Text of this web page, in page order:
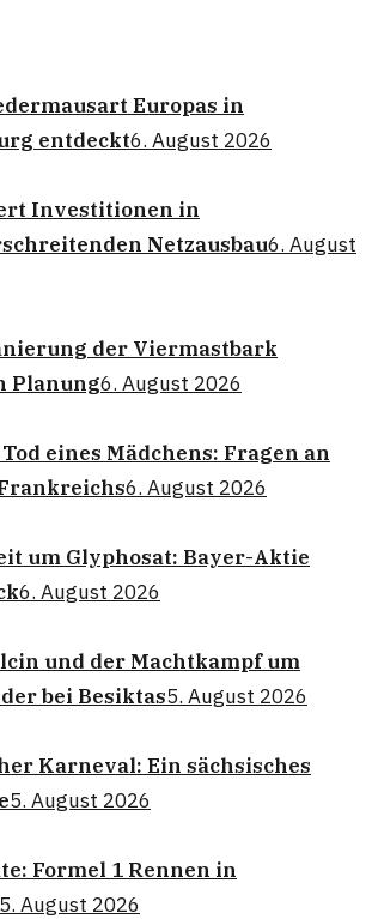
Europas in
entdeckt6. August 2026
Investitionen in
Netzausbau6. August
der Viermastbark
Planung6. August 2026
eines Mädchens: Fragen an
6. August 2026
um Glyphosat: Bayer-Aktie
6. August 2026
und der Machtkampf um
bei Besiktas5. August 2026
Karneval: Ein sächsisches
5. August 2026
Formel 1 Rennen in
5. August 2026